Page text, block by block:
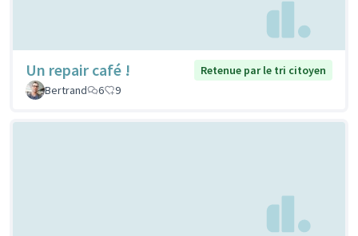
Un repair café !
Retenue par le tri citoyen
Bertrand
6 9